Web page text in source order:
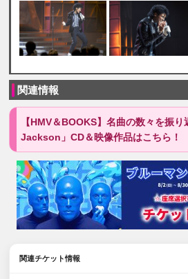
関連情報
【HMV＆BOOKS】名曲の数々を振
Jackson」CD＆映像作品はこちら！
関連チケット情報